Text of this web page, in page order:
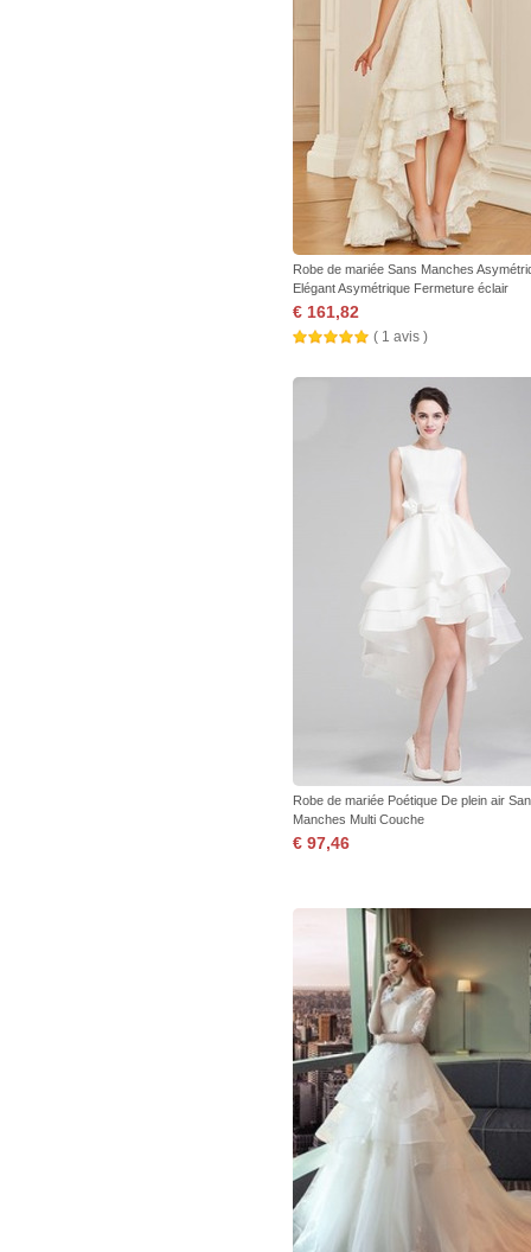
Robe de mariée Sans Manches
Elégant Asymétrique Fermeture éclair
€ 161,82
( 1 avis )
Robe de mariée Poétique De plein air
Manches Multi Couche
€ 97,46